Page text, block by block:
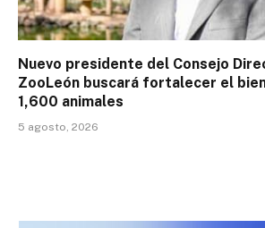
Nuevo presidente del Consejo
ZooLeón buscará fortalecer el
1,600 animales
5 agosto, 2026